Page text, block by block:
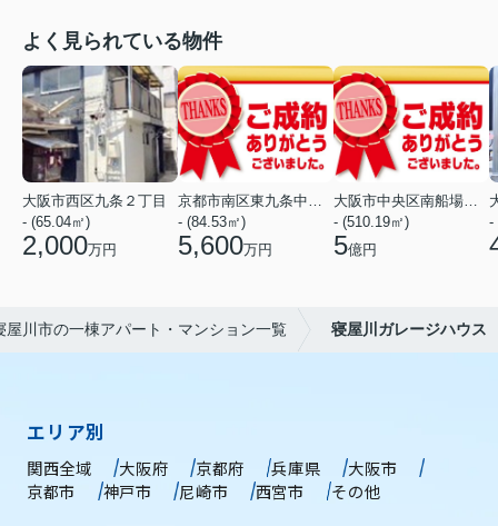
よく見られている物件
大阪市西区九条２丁目
- (65.04㎡)
2,000万円
- (84.53㎡)
5,600万円
- (510.19㎡)
5億円
-
屋川市の一棟アパート・マンション一覧 寝屋川ガレージハウス
エリア別
関西全域 大阪府 京都府 兵庫県
大阪市
京都市
神戸市 尼崎市 西宮市 その他